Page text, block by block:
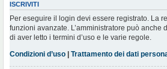
ISCRIVITI
Per eseguire il login devi essere registrato. La
funzioni avanzate. L’amministratore può
di aver letto i termini d’uso e le varie regole.
Condizioni d’uso | Trattamento dei dati